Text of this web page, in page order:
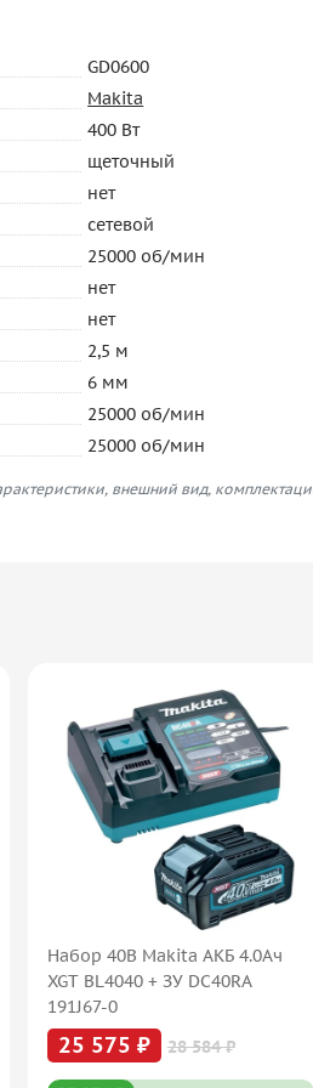
GD0600
Makita
400 Вт
щеточный
нет
сетевой
25000 об/мин
нет
нет
2,5 м
6 мм
25000 об/мин
25000 об/мин
внешний вид,
Набор 40В Makita АКБ 4.0Ач
XGT BL4040 + ЗУ DC40RA
191J67-0
25 575 ₽ 28 584 ₽